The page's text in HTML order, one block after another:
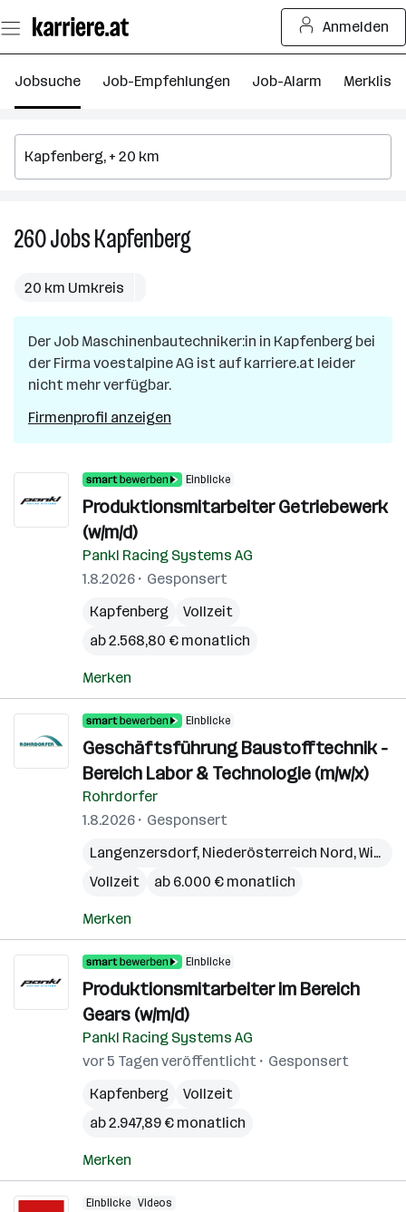
Seiteninhalt
springen
Anmelden
Jobsuche Job-Empfehlungen Job-Alarm Merkliste
260JobsKapfenberg260
Jobs
20 km Umkreis
Der Job Maschinenbautechniker:in in Kapfenberg bei
der Firma voestalpine AG ist auf karriere.at leider
nicht mehr verfügbar.
Firmenprofil anzeigen
Einblicke
Produktionsmitarbeiter Getriebewerk
(w/m/d)
Pankl Racing Systems AG
1.8.2026
Gesponsert
Kapfenberg
Vollzeit
ab 2.568,80 € monatlich
Merken
Einblicke
Geschäftsführung Baustofftechnik -
Bereich Labor & Technologie (m/w/x)
Rohrdorfer
1.8.2026
Gesponsert
Langenzersdorf, Niederösterreich Nord,Wien
Vollzeit
ab 6.000 € monatlich
Merken
Einblicke
Produktionsmitarbeiter im Bereich
Gears (w/m/d)
Pankl Racing Systems AG
vor 5 Tagen veröffentlicht
Gesponsert
Kapfenberg
Vollzeit
ab 2.947,89 € monatlich
Merken
Einblicke Videos